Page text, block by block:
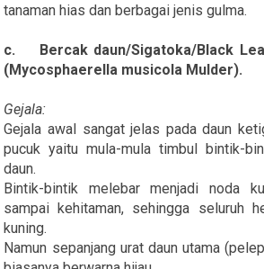
tanaman hias dan berbagai jenis gulma.
c. Bercak daun/Sigatoka/Black
(Mycosphaerella musicola Mulder).
Gejala:
Gejala awal sangat jelas pada daun
pucuk yaitu mula-mula timbul bintik-
daun.
Bintik-bintik melebar menjadi noda
sampai kehitaman, sehingga seluruh
kuning.
Namun sepanjang urat daun utama